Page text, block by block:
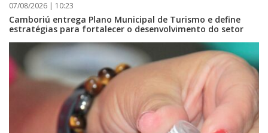
09/08/2026 | 07:00
4º Festival Náutico de Navegantes reúne esporte, tradição e regatas
BALNEÁRIO PIÇARRAS
07/08/2026 | 10:23
Camboriú entrega Plano Municipal de Turismo e define
estratégias para fortalecer o desenvolvimento do setor